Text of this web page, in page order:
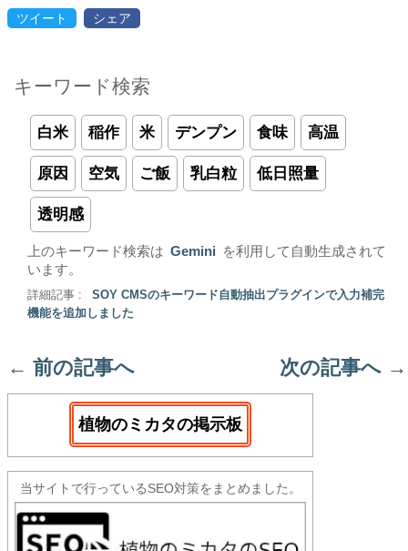
ツイート シェア
キーワード検索
白米 稲作 米 デンプン 食味 高温
原因 空気 ご飯 乳白粒 低日照量
透明感
上のキーワード検索は Gemini
を利用して自動生成されて
います。
詳細記事 :
SOY CMSのキーワード自動抽出プラグインで入力補完
機能を追加しました
← 前の記事へ 次の記事へ →
植物のミカタの掲示板
当サイトで行っているSEO対策をまとめました。